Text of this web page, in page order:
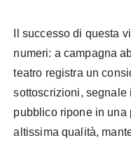
Il successo di questa
numeri: a campagna
teatro registra un
sottoscrizioni, segnale
pubblico ripone in una
altissima qualità,